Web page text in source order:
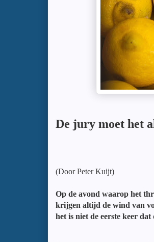
De jury moet het
(Door Peter Kuijt)
Op de avond waarop het
krijgen altijd de wind van
het is niet de eerste keer